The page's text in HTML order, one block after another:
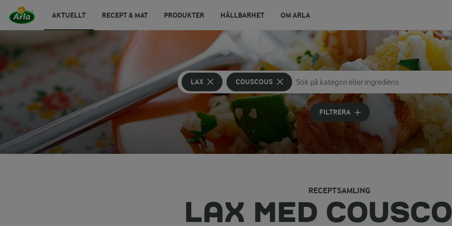
AKTUELLT RECEPT & MAT PRODUKTER HÅLLBARHET OM ARLA
LAX COUSCOUS
Sök på kategori eller ingrediens
Skriv in sökord för att få förslag
FILTRERA
RECEPTSAMLING
LAX MED